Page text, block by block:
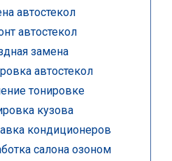
автостекол
автостекол
замена
автостекол
тонировке
кузова
кондиционеров
салона озоном